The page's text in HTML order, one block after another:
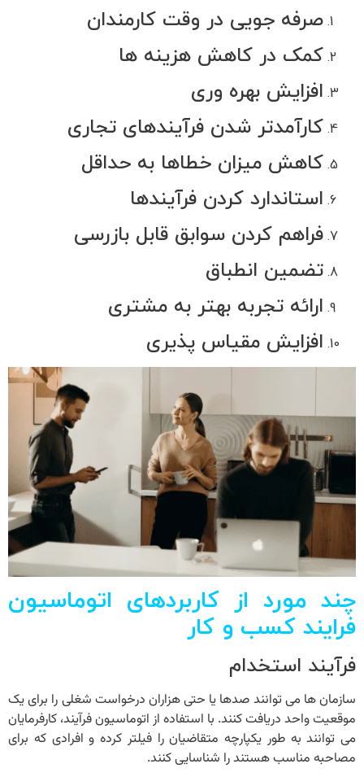
صرفه جویی در وقت کارمندان
کمک در کاهش هزینه ها
افزایش بهره وری
کارآمدتر شدن فرآیندهای تجاری
کاهش میزان خطاها به حداقل
استاندارد کردن فرآیندها
فراهم کردن سوابق قابل بازرسی
تضمین انطباق
ارائه تجربه بهتر به مشتری
افزایش مقیاس پذیری
چند مورد از کاربردهای اتوماسیون
فرایند کسب و کار
فرآیند استخدام
سازمان ها می توانند صدها یا حتی هزاران درخواست شغلی را برای یک
موقعیت واحد دریافت کنند. با استفاده از اتوماسیون فرآیند، کارفرمایان
می توانند به طور یکپارچه متقاضیان را فیلتر کرده و افرادی که برای
مصاحبه مناسب هستند را شناسایی کنند.